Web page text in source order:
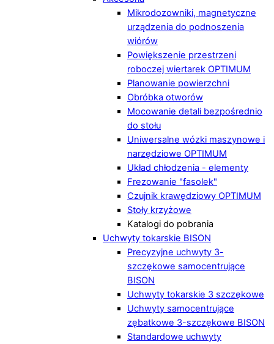
Mikrodozowniki, magnetyczne
urządzenia do podnoszenia
wiórów
Powiększenie przestrzeni
roboczej wiertarek OPTIMUM
Planowanie powierzchni
Obróbka otworów
Mocowanie detali bezpośrednio
do stołu
Uniwersalne wózki maszynowe i
narzędziowe OPTIMUM
Układ chłodzenia - elementy
Frezowanie "fasolek"
Czujnik krawędziowy OPTIMUM
Stoły krzyżowe
Katalogi do pobrania
Uchwyty tokarskie BISON
Precyzyjne uchwyty 3-
szczękowe samocentrujące
BISON
Uchwyty tokarskie 3 szczękowe
Uchwyty samocentrujące
zębatkowe 3-szczękowe BISON
Standardowe uchwyty